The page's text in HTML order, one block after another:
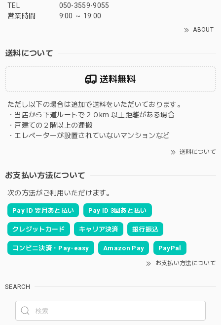
TEL
050-3559-9055
営業時間
9:00 ～ 19:00
ABOUT
送料について
送料無料
ただし以下の場合は追加で送料をいただいております。
・当店から下道ルートで２０km 以上距離がある場合
・戸建ての２階以上の運搬
・エレベーターが設置されていないマンションなど
送料について
お支払い方法について
次の方法がご利用いただけます。
Pay ID 翌月あと払い Pay ID 3回あと払い
クレジットカード キャリア決済 銀行振込
コンビニ決済・Pay-easy Amazon Pay PayPal
お支払い方法について
SEARCH